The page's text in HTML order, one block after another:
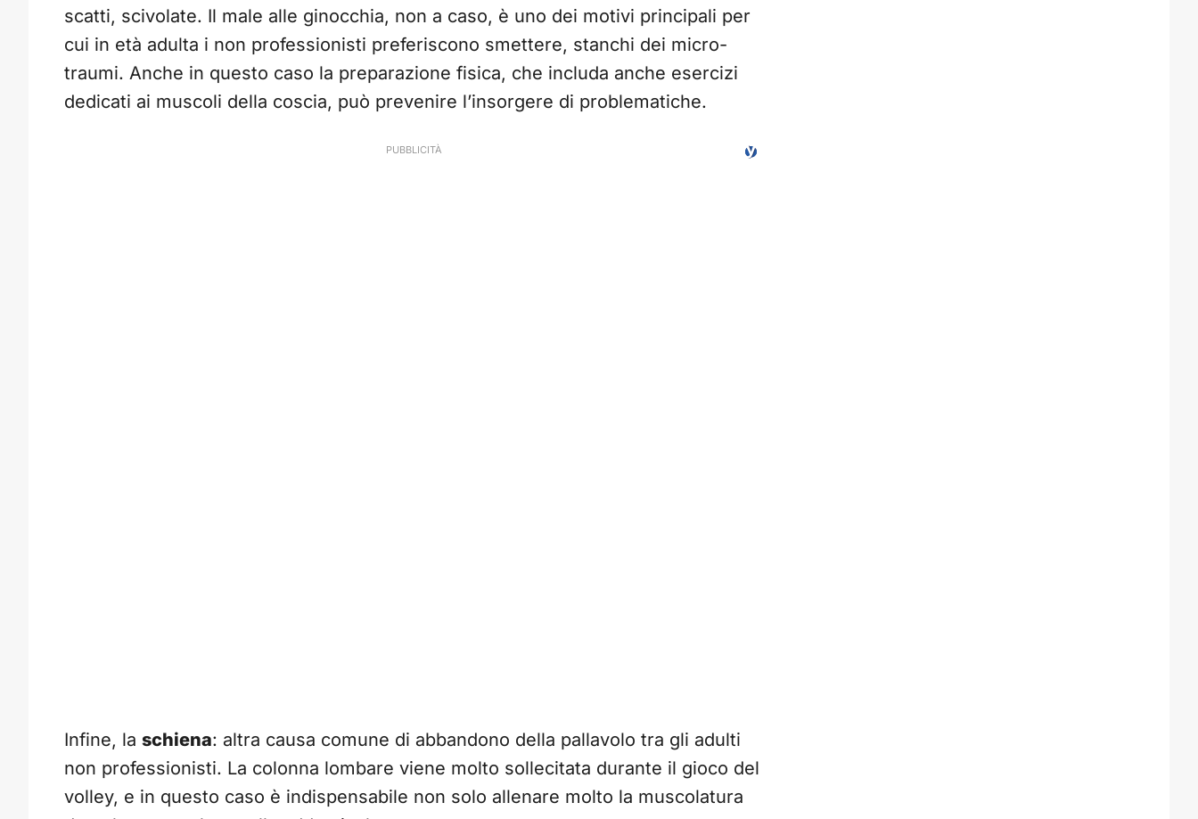
scatti, scivolate. Il male alle ginocchia, non a caso, è uno dei motivi principali per
cui in età adulta i non professionisti preferiscono smettere, stanchi dei micro-
traumi. Anche in questo caso la preparazione fisica, che includa anche esercizi
dedicati ai muscoli della coscia, può prevenire l’insorgere di problematiche.
Infine, la schiena: altra causa comune di abbandono della pallavolo tra gli adulti
non professionisti. La colonna lombare viene molto sollecitata durante il gioco del
volley, e in questo caso è indispensabile non solo allenare molto la muscolatura